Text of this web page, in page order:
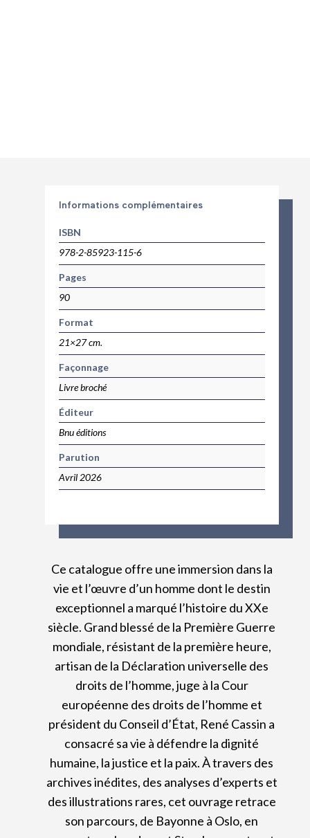
Informations complémentaires
ISBN
978-2-85923-115-6
Pages
90
Format
21×27 cm.
Façonnage
Livre broché
Éditeur
Bnu éditions
Parution
Avril 2026
Ce catalogue offre une immersion dans la
vie et l’œuvre d’un homme dont le destin
exceptionnel a marqué l’histoire du XXe
siècle. Grand blessé de la Première Guerre
mondiale, résistant de la première heure,
artisan de la Déclaration universelle des
droits de l’homme, juge à la Cour
européenne des droits de l’homme et
président du Conseil d’État, René Cassin a
consacré sa vie à défendre la dignité
humaine, la justice et la paix. À travers des
archives inédites, des analyses d’experts et
des illustrations rares, cet ouvrage retrace
son parcours, de Bayonne à Oslo, en